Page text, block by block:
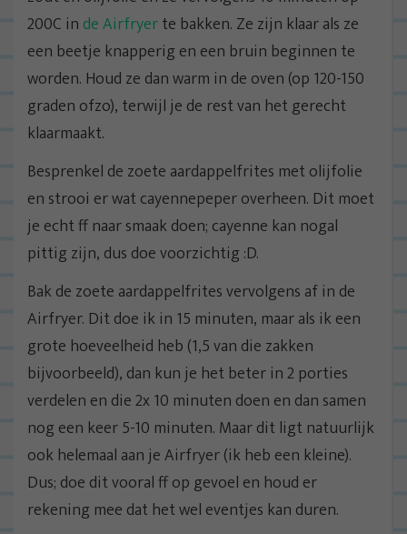
200C in de Airfryerte bakken. Ze zijn klaar als ze
een beetje knapperig en een bruin beginnen te
worden. Houd ze dan warm in de oven (op 120-150
graden ofzo), terwijl je de rest van het gerecht
klaarmaakt.
Besprenkel de zoete aardappelfrites met olijfolie
en strooi er wat cayennepeper overheen. Dit moet
je echt ff naar smaak doen; cayenne kan nogal
pittig zijn, dus doe voorzichtig :D.
Bak de zoete aardappelfrites vervolgens af in de
Airfryer. Dit doe ik in 15 minuten, maar als ik een
grote hoeveelheid heb (1,5 van die zakken
bijvoorbeeld), dan kun je het beter in 2 porties
verdelen en die 2x 10 minuten doen en dan samen
nog een keer 5-10 minuten. Maar dit ligt natuurlijk
ook helemaal aan je Airfryer (ik heb een kleine).
Dus; doe dit vooral ff op gevoel en houd er
rekening mee dat het wel eventjes kan duren.